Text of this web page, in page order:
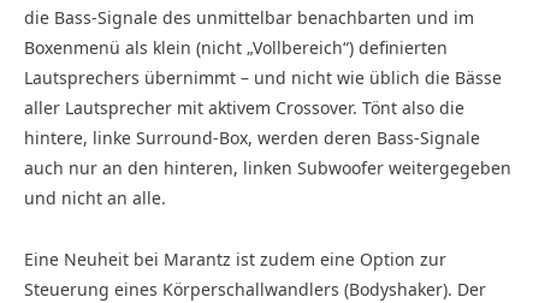
die Bass-Signale des unmittelbar benachbarten und im
Boxenmenü als klein (nicht „Vollbereich“) definierten
Lautsprechers übernimmt – und nicht wie üblich die Bässe
aller Lautsprecher mit aktivem Crossover. Tönt also die
hintere, linke Surround-Box, werden deren Bass-Signale
auch nur an den hinteren, linken Subwoofer weitergegeben
und nicht an alle.
Eine Neuheit bei Marantz ist zudem eine Option zur
Steuerung eines Körperschallwandlers (Bodyshaker). Der